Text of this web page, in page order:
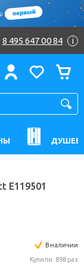
8 495 647 00 84 i